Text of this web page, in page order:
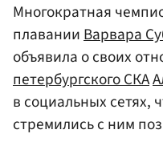
Многократная
плаванииВарвара
объявила о своих
петербургского СКА
в социальных
стремились с ним